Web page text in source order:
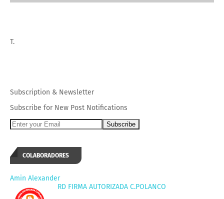
T.
Subscription & Newsletter
Subscribe for New Post Notifications
COLABORADORES
Amin Alexander
RD FIRMA AUTORIZADA C.POLANCO